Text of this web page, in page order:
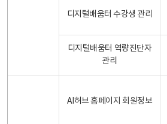
디지털배움터 수강생 관리
디지털배움터 역량진단자
관리
AI허브 홈페이지 회원정보